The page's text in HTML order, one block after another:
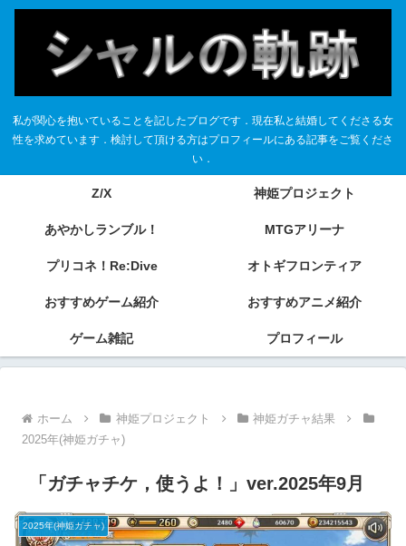
私が関心を抱いていることを記したブログです．現在私と結婚してくださる女
性を求めています．検討して頂ける方はプロフィールにある記事をご覧くださ
い．
Z/X 神姫プロジェクト
あやかしランブル！ MTGアリーナ
プリコネ！Re:Dive オトギフロンティア
おすすめゲーム紹介 おすすめアニメ紹介
ゲーム雑記 プロフィール
ホーム 神姫プロジェクト
神姫ガチャ結果
2025年(神姫ガチャ)
「ガチャチケ，使うよ！」ver.2025年9月
2025年(神姫ガチャ)